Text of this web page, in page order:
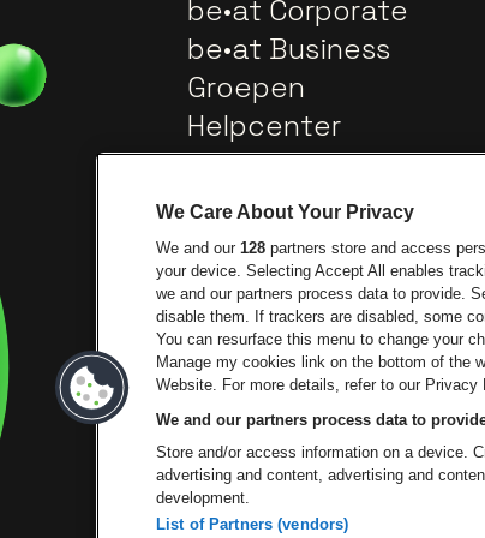
be•at Corporate
be•at Business
Groepen
Helpcenter
Contact
Ga naar de website van
Ga naar de website van
Ga
We Care About Your Privacy
We and our 128 partners store and access
your device. Selecting Accept All enables
we and our partners process data to provide.
disable them. If trackers are disabled, some
You can resurface this menu to change your
Manage my cookies link on the bottom of the
Website. For more details, refer to our Privacy
We and our partners process data to
Store and/or access information on a device.
advertising and content, advertising and
development.
List of Partners (vendors)